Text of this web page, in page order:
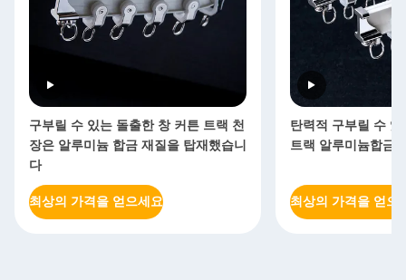
구부릴 수 있는 돌출한 창 커튼 트랙 천
장은 알루미늄 합금 재질을 탑재했습니
다
최상의 가격을 얻으세요
탄력적 구부릴 수
트랙 알루미늄합금
최상의 가격을 얻으